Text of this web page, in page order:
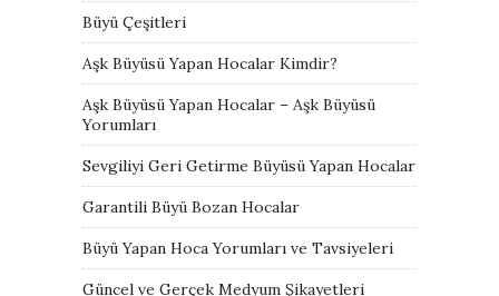
Büyü Çeşitleri
Aşk Büyüsü Yapan Hocalar Kimdir?
Aşk Büyüsü Yapan Hocalar – Aşk Büyüsü
Yorumları
Sevgiliyi Geri Getirme Büyüsü Yapan Hocalar
Garantili Büyü Bozan Hocalar
Büyü Yapan Hoca Yorumları ve Tavsiyeleri
Güncel ve Gerçek Medyum Şikayetleri